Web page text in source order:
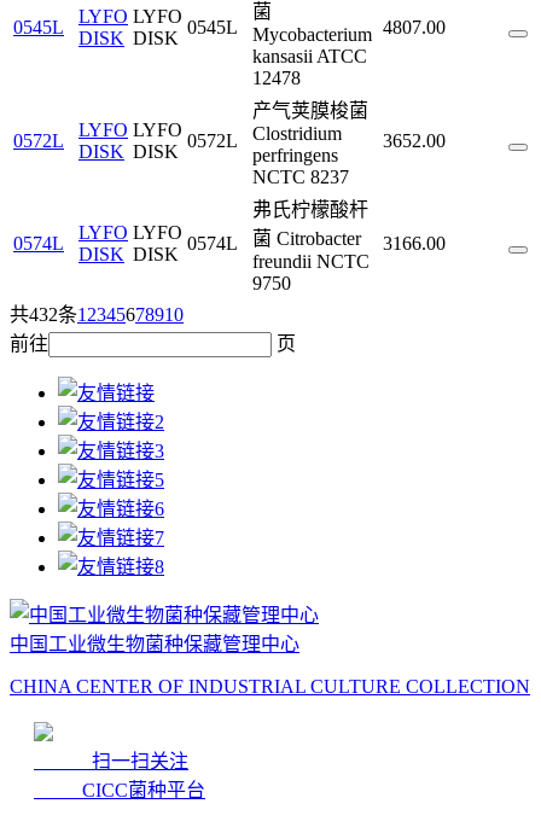
0545L
LYFO
DISK
LYFO
DISK
0545L
菌
Mycobacterium
kansasii ATCC
12478
4807.00
0572L
LYFO
DISK
LYFO
DISK
0572L
产气荚膜梭菌
Clostridium
perfringens
NCTC 8237
3652.00
0574L
LYFO
DISK
LYFO
DISK
0574L
弗氏柠檬酸杆
菌 Citrobacter
freundii NCTC
9750
3166.00
共432条1 2345678910
前往
页
中国工业微生物菌种保藏管理中心
CHINA CENTER OF INDUSTRIAL CULTURE COLLECTION
扫一扫关注
CICC菌种平台